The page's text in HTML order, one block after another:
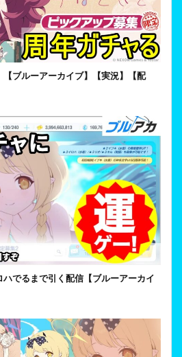
ブルーアーカイブ】【実況】【配
ハでるまで引く配信【ブルーアーカイ